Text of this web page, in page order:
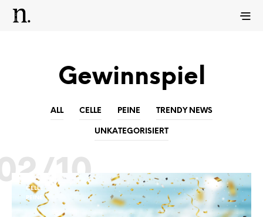
Gewinnspiel
ALL CELLE PEINE TRENDY NEWS
UNKATEGORISIERT
10
CELLE
PEINE